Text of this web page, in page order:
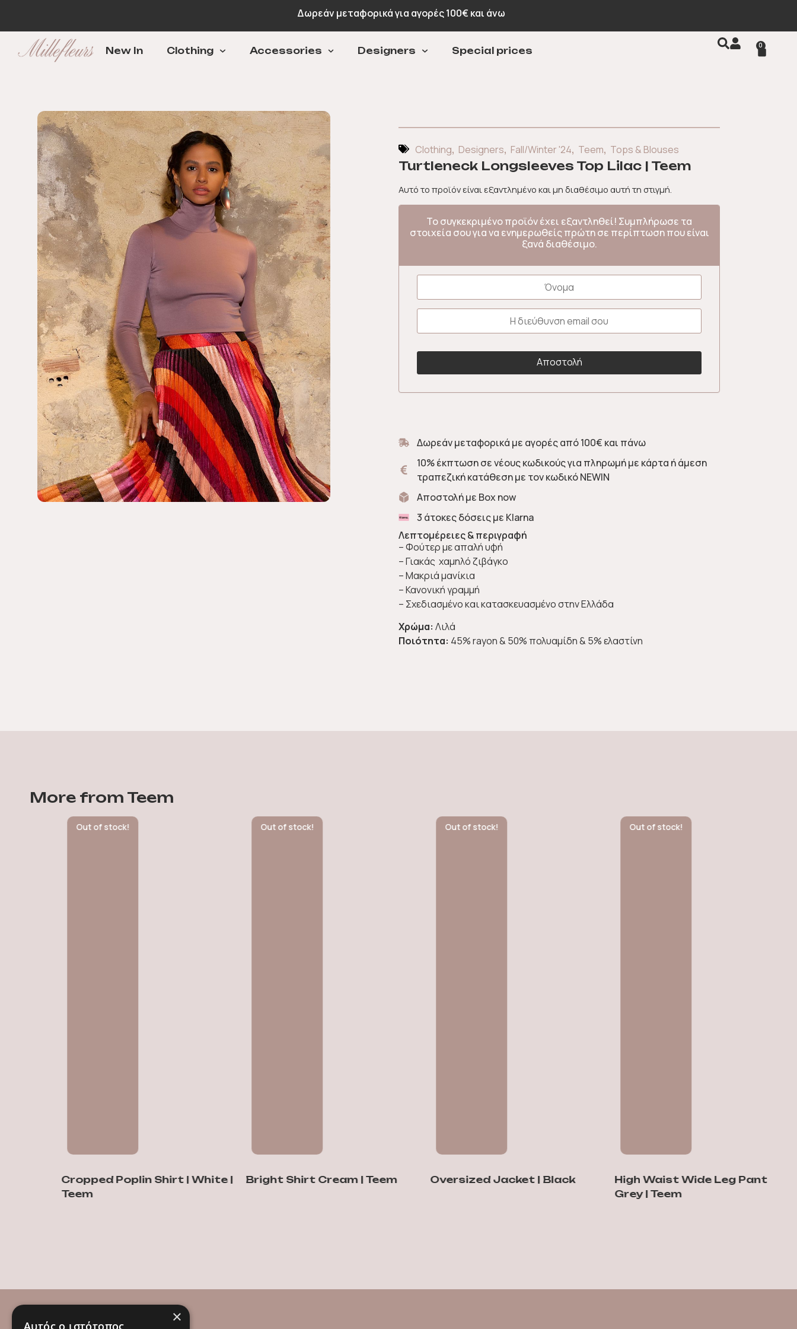
Δωρεάν μεταφορικά για αγορές 100€ και άνω
New In Clothing Accessories Designers Special prices 0
Clothing, Designers, Fall/Winter '24, Teem, Tops & Blouses
Turtleneck Longsleeves Top Lilac | Teem
Αυτό το προϊόν είναι εξαντλημένο και μη διαθέσιμο αυτή τη στιγμή.
Το συγκεκριμένο προϊόν έχει εξαντληθεί! Συμπλήρωσε τα
στοιχεία σου για να ενημερωθείς πρώτη σε περίπτωση που είναι
ξανά διαθέσιμο.
Δωρεάν μεταφορικά με αγορές από 100€ και πάνω
10% έκπτωση σε νέους κωδικούς για πληρωμή με κάρτα ή άμεση
τραπεζική κατάθεση με τον κωδικό NEWIN
Αποστολή με Box now
3 άτοκες δόσεις με Klarna
Λεπτομέρειες & περιγραφή
– Φούτερ με απαλή υφή
– Γιακάς χαμηλό ζιβάγκο
– Μακριά μανίκια
– Κανονική γραμμή
– Σχεδιασμένο και κατασκευασμένο στην Ελλάδα
Χρώμα: Λιλά
Ποιότητα: 45% rayon & 50% πολυαμίδη & 5% ελαστίνη
More from Teem
Out of stock!
Cropped Poplin Shirt | White |
Teem
Out of stock!
Bright Shirt Cream | Teem
Out of stock!
Oversized Jacket | Black
Out of stock!
High Waist Wide Leg Pants
Grey | Teem
×
Αυτός ο ιστότοπος